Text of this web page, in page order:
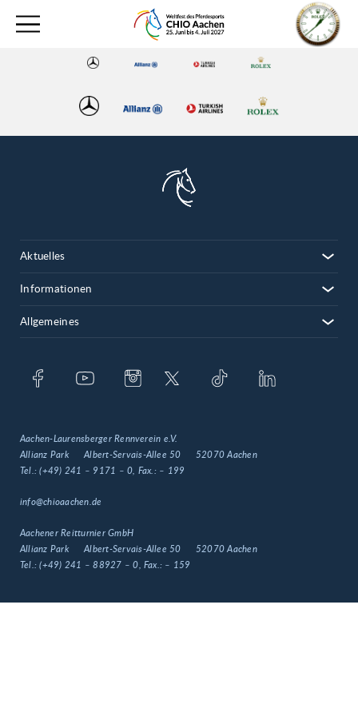
Aktuelles
Informationen
Allgemeines
Aachen-Laurensberger Rennverein e.V.
Allianz Park
Albert-Servais-Allee 50
52070 Aachen
Tel.:(+49) 241 – 9171 – 0 , Fax.: – 199
info@chioaachen.de
Aachener Reitturnier GmbH
Allianz Park
Albert-Servais-Allee 50
52070 Aachen
Tel.:(+49) 241 – 88927 – 0 , Fax.: – 159